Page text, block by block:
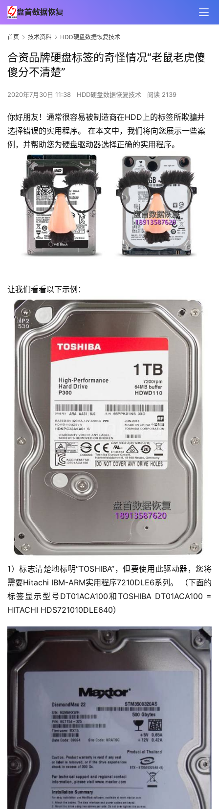
首页 技术资料 HDD硬盘数据恢复技术
合资品牌硬盘标签的奇怪情况“老鼠老虎傻
傻分不清楚”
2020年7月30日 11:38 HDD硬盘数据恢复技术 阅读 2139
你好朋友！通常很容易被制造商在HDD上的标签所欺骗并
选择错误的实用程序。 在本文中，我们将向您展示一些案
例，并帮助您为硬盘驱动器选择正确的实用程序。
让我们看看以下示例：
1）标志清楚地标明“TOSHIBA”，但要使用此驱动器，您将
需要Hitachi IBM-ARM实用程序7210DLE6系列。 （下面的
标签显示型号DT01ACA100和TOSHIBA DT01ACA100 =
HITACHI HDS721010DLE640）